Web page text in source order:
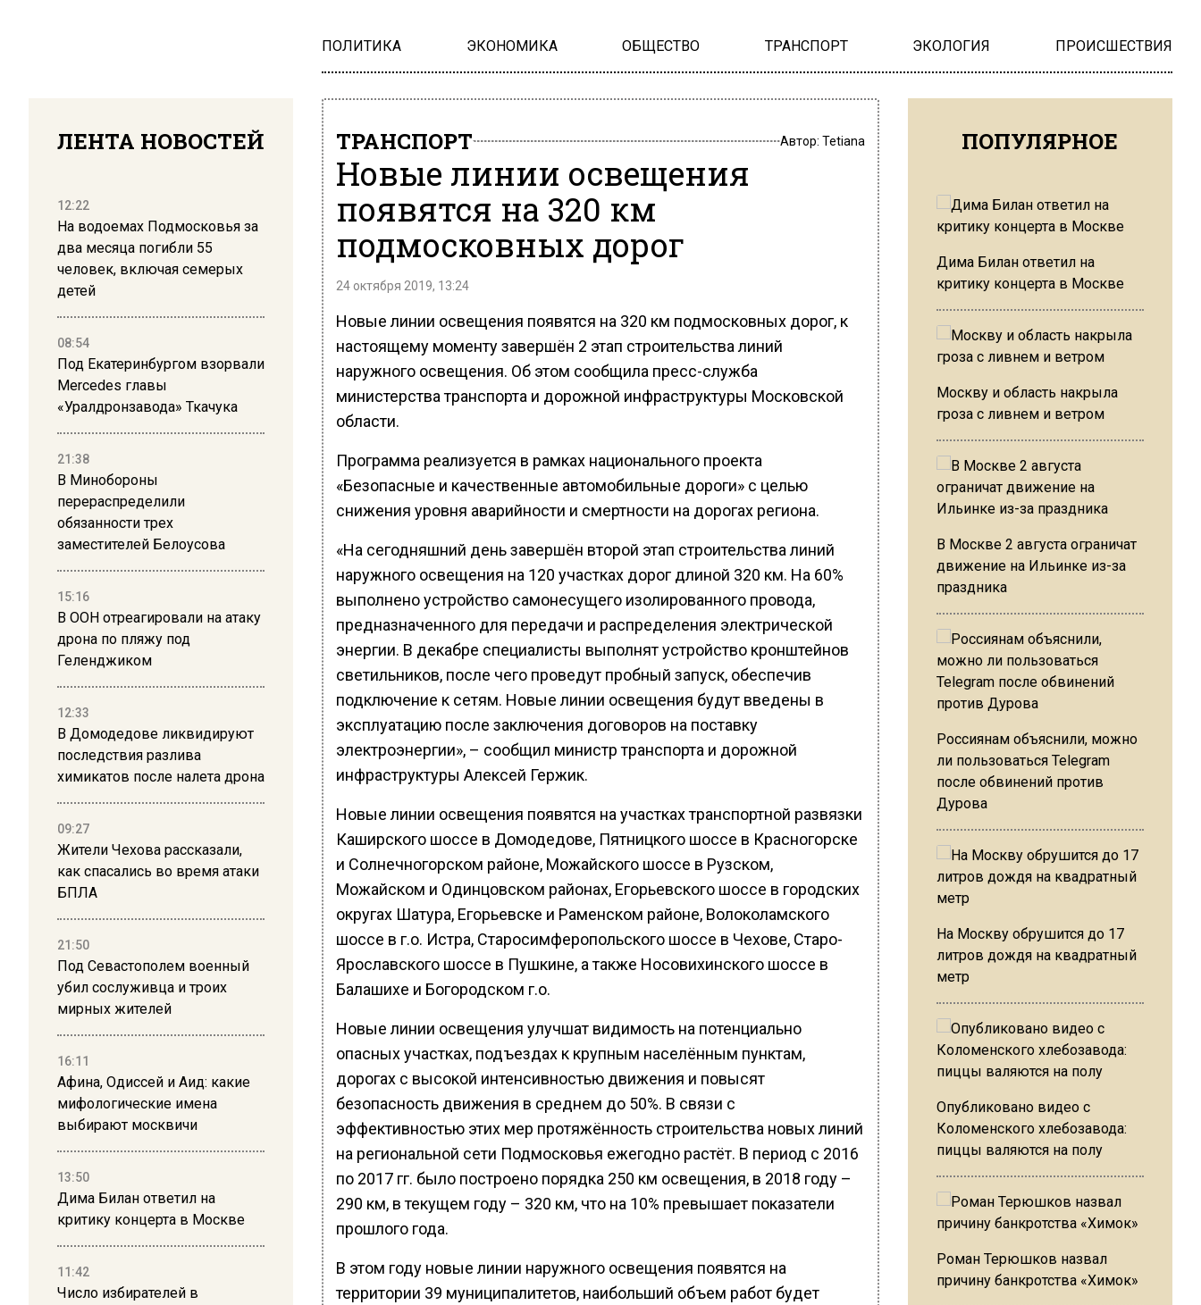
ПОЛИТИКА ЭКОНОМИКА ОБЩЕСТВО ТРАНСПОРТ ЭКОЛОГИЯ ПРОИСШЕСТВИЯ
ЛЕНТА НОВОСТЕЙ
12:22
На водоемах Подмосковья за
два месяца погибли 55
человек, включая семерых
детей
08:54
Под Екатеринбургом взорвали
Mercedes главы
«Уралдронзавода» Ткачука
21:38
В Минобороны
перераспределили
обязанности трех
заместителей Белоусова
15:16
В ООН отреагировали на атаку
дрона по пляжу под
Геленджиком
12:33
В Домодедове ликвидируют
последствия разлива
химикатов после налета дрона
09:27
Жители Чехова рассказали,
как спасались во время атаки
БПЛА
21:50
Под Севастополем военный
убил сослуживца и троих
мирных жителей
16:11
Афина, Одиссей и Аид: какие
мифологические имена
выбирают москвичи
13:50
Дима Билан ответил на
критику концерта в Москве
11:42
Число избирателей в
ТРАНСПОРТ Автор: Tetiana
Новые линии освещения
появятся на 320 км
подмосковных дорог
24 октября 2019, 13:24
Новые линии освещения появятся на 320 км подмосковных дорог, к
настоящему моменту завершён 2 этап строительства линий
наружного освещения. Об этом сообщила пресс-служба
министерства транспорта и дорожной инфраструктуры Московской
области.
Программа реализуется в рамках национального проекта
«Безопасные и качественные автомобильные дороги» с целью
снижения уровня аварийности и смертности на дорогах региона.
«На сегодняшний день завершён второй этап строительства линий
наружного освещения на 120 участках дорог длиной 320 км. На 60%
выполнено устройство самонесущего изолированного провода,
предназначенного для передачи и распределения электрической
энергии. В декабре специалисты выполнят устройство кронштейнов
светильников, после чего проведут пробный запуск, обеспечив
подключение к сетям. Новые линии освещения будут введены в
эксплуатацию после заключения договоров на поставку
электроэнергии», – сообщил министр транспорта и дорожной
инфраструктуры Алексей Гержик.
Новые линии освещения появятся на участках транспортной развязки
Каширского шоссе в Домодедове, Пятницкого шоссе в Красногорске
и Солнечногорском районе, Можайского шоссе в Рузском,
Можайском и Одинцовском районах, Егорьевского шоссе в городских
округах Шатура, Егорьевске и Раменском районе, Волоколамского
шоссе в г.о. Истра, Старосимферопольского шоссе в Чехове, Старо-
Ярославского шоссе в Пушкине, а также Носовихинского шоссе в
Балашихе и Богородском г.о.
Новые линии освещения улучшат видимость на потенциально
опасных участках, подъездах к крупным населённым пунктам,
дорогах с высокой интенсивностью движения и повысят
безопасность движения в среднем до 50%. В связи с
эффективностью этих мер протяжённость строительства новых линий
на региональной сети Подмосковья ежегодно растёт. В период с 2016
по 2017 гг. было построено порядка 250 км освещения, в 2018 году –
290 км, в текущем году – 320 км, что на 10% превышает показатели
прошлого года.
В этом году новые линии наружного освещения появятся на
территории 39 муниципалитетов, наибольший объем работ будет
ПОПУЛЯРНОЕ
Дима Билан ответил на
критику концерта в Москве
Москву и область накрыла
гроза с ливнем и ветром
В Москве 2 августа ограничат
движение на Ильинке из-за
праздника
Россиянам объяснили, можно
ли пользоваться Telegram
после обвинений против
Дурова
На Москву обрушится до 17
литров дождя на квадратный
метр
Опубликовано видео с
Коломенского хлебозавода:
пиццы валяются на полу
Роман Терюшков назвал
причину банкротства «Химок»